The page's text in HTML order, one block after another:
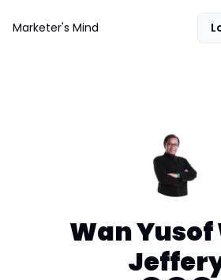
Marketer's Mind
Wan Yusof